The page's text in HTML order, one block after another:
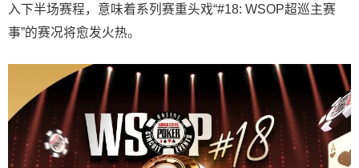
入下半场赛程，意味着系列赛重头戏“#18: WSOP超巡主赛
事”的赛况将愈发火热。